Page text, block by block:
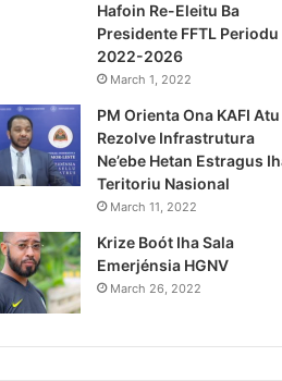
Lei
Kaptura Autór
Hafoin Re-Eleitu Ba
Presidente FFTL Periodu
2022-2026
March 1, 2022
PM Orienta Ona KAFI Atu
Rezolve Infrastrutura
Ne’ebe Hetan Estragus
Teritoriu Nasional
March 11, 2022
Krize Boót Iha Sala
Emerjénsia HGNV
March 26, 2022